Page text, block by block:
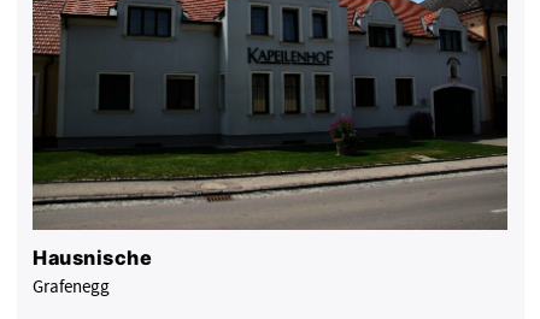
Hausnische
Grafenegg